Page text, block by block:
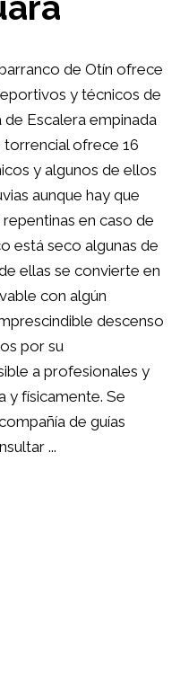
de Otín ofrece
y técnicos de
de Escalera empinada
ofrece 16
y algunos de ellos
aunque hay que
en caso de
está seco algunas de
ellas se convierte en
con algún
descenso
por su
a profesionales y
y físicamente. Se
de guías
...